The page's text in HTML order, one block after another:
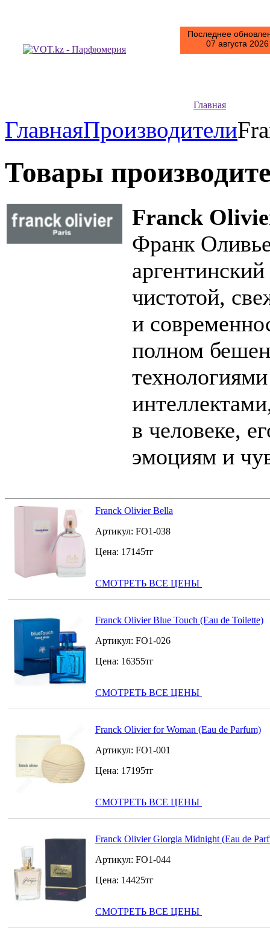
Последнее
07 августа
Главная
ГлавнаяПроизводители
Товары
Franck
Франк
чистотой,
и
полном
в человеке,
эмоциям и
Franck Olivier Bella
Артикул: FO1-038
Цена: 17145тг
СМОТРЕТЬ ВСЕ ЦЕНЫ
Franck Olivier Blue Touch (Eau de Toilette)
Артикул: FO1-026
Цена: 16355тг
СМОТРЕТЬ ВСЕ ЦЕНЫ
Franck Olivier for Woman (Eau de Parfum)
Артикул: FO1-001
Цена: 17195тг
СМОТРЕТЬ ВСЕ ЦЕНЫ
Franck Olivier Giorgia Midnight (Eau de
Артикул: FO1-044
Цена: 14425тг
СМОТРЕТЬ ВСЕ ЦЕНЫ